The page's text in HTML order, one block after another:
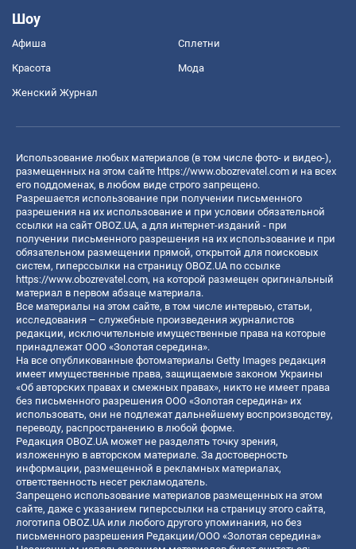
Шоу
Афиша Сплетни
Красота Мода
Женский Журнал
Использование любых материалов (в том числе фото- и видео-),
размещенных на этом сайте https://www.obozrevatel.com и на всех
его поддоменах, в любом виде строго запрещено.
Разрешается использование при получении письменного
разрешения на их использование и при условии обязательной
ссылки на сайт OBOZ.UA, а для интернет-изданий - при
получении письменного разрешения на их использование и при
обязательном размещении прямой, открытой для поисковых
систем, гиперссылки на страницу OBOZ.UA по ссылке
https://www.obozrevatel.com, на которой размещен оригинальный
материал в первом абзаце материала.
Все материалы на этом сайте, в том числе интервью, статьи,
исследования – служебные произведения журналистов
редакции, исключительные имущественные права на которые
принадлежат ООО «Золотая середина».
На все опубликованные фотоматериалы Getty Images редакция
имеет имущественные права, защищаемые законом Украины
«Об авторских правах и смежных правах», никто не имеет права
без письменного разрешения ООО «Золотая середина» их
использовать, они не подлежат дальнейшему воспроизводству,
переводу, распространению в любой форме.
Редакция OBOZ.UA может не разделять точку зрения,
изложенную в авторском материале. За достоверность
информации, размещенной в рекламных материалах,
ответственность несет рекламодатель.
Запрещено использование материалов размещенных на этом
сайте, даже с указанием гиперссылки на страницу этого сайта,
логотипа OBOZ.UA или любого другого упоминания, но без
письменного разрешения Редакции/ООО «Золотая середина»